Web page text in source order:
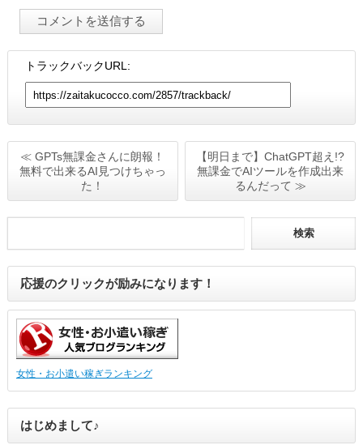
トラックバックURL:
≪ GPTs無課金さんに朗報！
無料で出来るAI見つけちゃっ
た！
【明日まで】ChatGPT超え!?
無課金でAIツールを作成出来
るんだって ≫
応援のクリックが励みになります！
女性・お小遣い稼ぎランキング
はじめまして♪